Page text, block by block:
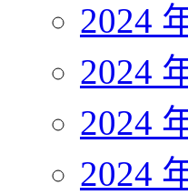
2024
2024
2024
2024